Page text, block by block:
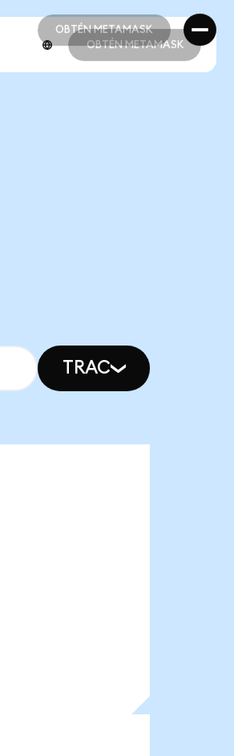
OBTÉN METAMASK
OBTÉN METAMASK
OBTÉN METAMASK
TRAC